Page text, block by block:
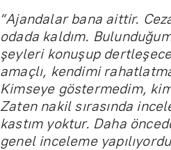
“Ajandalar bana aittir.
odada kaldım.
şeyleri konuşup
amaçlı, kendimi
Kimseye göstermedim,
Zaten nakil sırasında
kastım yoktur. Daha
genel inceleme